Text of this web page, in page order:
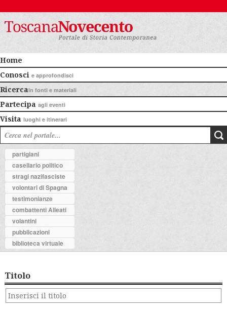
Home
Conosci e approfondisci
Ricercain fonti e materiali
Partecipa agli eventi
Visita luoghi e itinerari
partigiani
casellario politico
stragi nazifasciste
volontari di Spagna
testimonianze
combattenti Alleati
volantini
pubblicazioni
biblioteca virtuale
Titolo